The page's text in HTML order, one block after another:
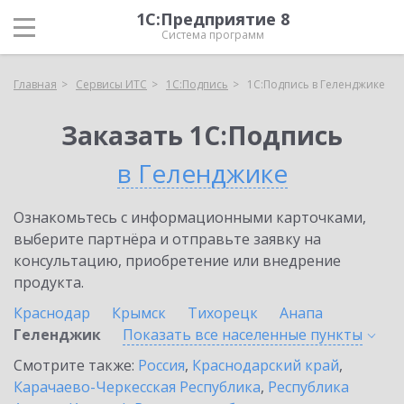
1С:Предприятие 8
Система программ
Главная Сервисы ИТС 1С:Подпись 1С:Подпись в Геленджике
Заказать 1С:Подпись
в Геленджике
Ознакомьтесь с информационными карточками,
выберите партнёра и отправьте заявку на
консультацию, приобретение или внедрение
продукта.
Краснодар
Крымск Тихорецк
Анапа
Геленджик
Показать все населенные пункты
Смотрите также: Россия, Краснодарский край,
Карачаево-Черкесская Республика, Республика